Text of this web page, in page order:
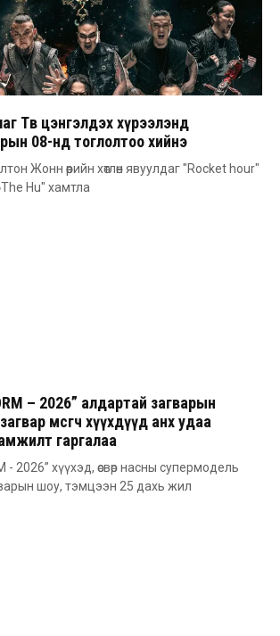
Төв цэнгэлдэх хүрээлэнд
08-нд тоглолтоо хийнэ
Жонн өөрийн хөтлөн явуулдаг "Rocket hour"
"The Hu" хамтла
– 2026” алдартай загварын
өмсөгч хүүхдүүд анх удаа
гаргалаа
- 2026” хүүхэд, өсвөр насны супермодель
шоу, тэмцээн 25 дахь жил